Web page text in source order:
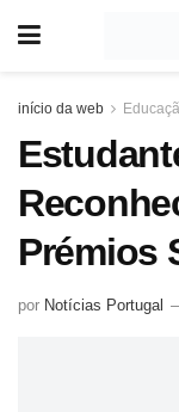
início da web
Prémios
por Notícias Portugal